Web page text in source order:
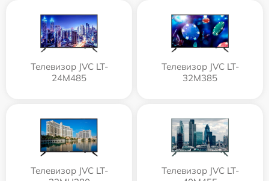
Телевизор JVC LT-
24M485
Телевизор JVC LT-
32M385
Телевизор JVC LT-
Телевизор JVC LT-